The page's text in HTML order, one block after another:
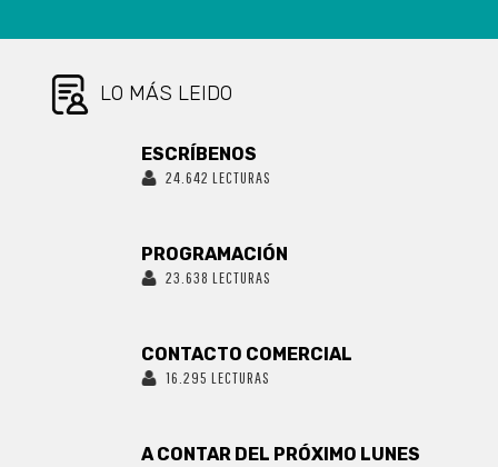
LO MÁS LEIDO
ESCRÍBENOS
24.642 LECTURAS
PROGRAMACIÓN
23.638 LECTURAS
CONTACTO COMERCIAL
16.295 LECTURAS
A CONTAR DEL PRÓXIMO LUNES